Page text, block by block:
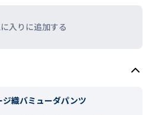
入りに追加する
織バミューダパンツ